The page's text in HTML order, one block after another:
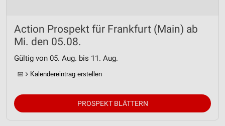
Action Prospekt für Frankfurt (Main) ab
Mi. den 05.08.
Gültig von 05. Aug. bis 11. Aug.
📅 Kalendereintrag erstellen
PROSPEKT BLÄTTERN